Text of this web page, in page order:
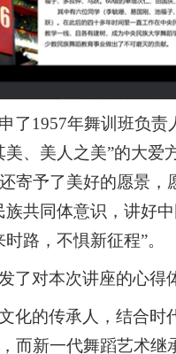
了1957年舞训班负
、美人之美”的大
寄予了美好的愿景
共同体意识，讲好
路，不惧新征程”。
了对本次讲座的心得
化的传承人，结合
而新一代舞蹈艺术